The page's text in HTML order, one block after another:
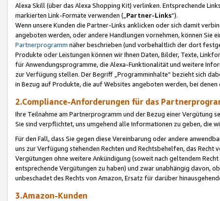
Alexa Skill (über das Alexa Shopping Kit) verlinken. Entsprechende
markierten Link-Formate verwenden („ Partner-Links“).
Wenn unsere Kunden die Partner-Links anklicken oder sich damit
angeboten werden, oder andere Handlungen vornehmen, können Sie
Partnerprogramm näher beschrieben (und vorbehaltlich der dort
Produkte oder Leistungen können wir Ihnen Daten, Bilder, Texte,
für Anwendungsprogramme, die Alexa-Funktionalität und weitere
zur Verfügung stellen. Der Begriff „Programminhalte“ bezieht sich
in Bezug auf Produkte, die auf Websites angeboten werden, bei
2.Compliance-Anforderungen für das
Ihre Teilnahme am Partnerprogramm und der Bezug einer Vergütung
Sie sind verpflichtet, uns umgehend alle Informationen zu geben, die
Für den Fall, dass Sie gegen diese Vereinbarung oder andere
uns zur Verfügung stehenden Rechten und Rechtsbehelfen, das
Vergütungen ohne weitere Ankündigung (soweit nach geltendem
entsprechende Vergütungen zu haben) und zwar unabhängig davon,
unbeschadet des Rechts von Amazon, Ersatz für darüber
3.Amazon-Kunden